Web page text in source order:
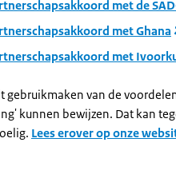
met de
met Ghana
met
gebruikmaken van de
kunnen bewijzen. Dat kan
Lees erover op onze